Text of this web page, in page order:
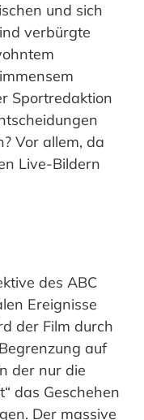
und sich
verbürgte
Sportredaktion
Vor allem, da
Live-Bildern
des ABC
Ereignisse
der Film durch
auf
der nur die
das Geschehen
Der massive